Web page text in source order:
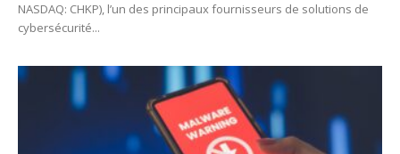
NASDAQ: CHKP), l’un des principaux fournisseurs de solutions de
cybersécurité...